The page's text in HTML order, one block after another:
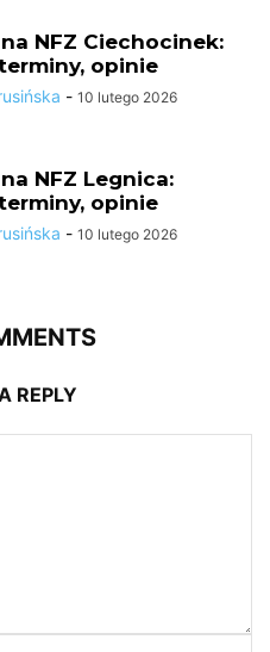
NFZ Ciechocinek:
opinie
- 10 lutego 2026
NFZ Legnica:
opinie
- 10 lutego 2026
REPLY